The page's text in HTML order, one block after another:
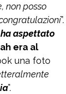
non posso
”.
aspettato
era al
una foto
”.